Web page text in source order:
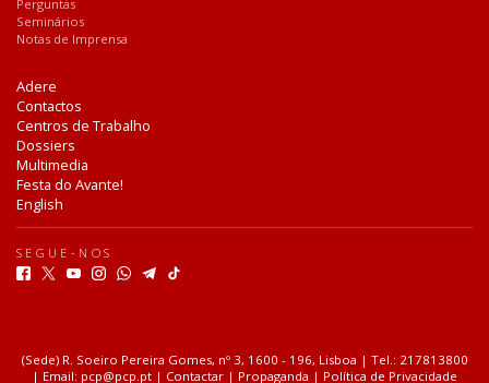
Perguntas
Seminários
Notas de Imprensa
Adere
Contactos
Centros de Trabalho
Dossiers
Multimedia
Festa do Avante!
English
SEGUE-NOS
F
b
o
T
t
e
u
b
I
a
g
W
s
a
T
g
r
T
o
k
(Sede) R. Soeiro Pereira Gomes, nº 3, 1600 - 196, Lisboa | Tel.: 217813800
| Email: pcp@pcp.pt | Contactar | Propaganda | Política de Privacidade